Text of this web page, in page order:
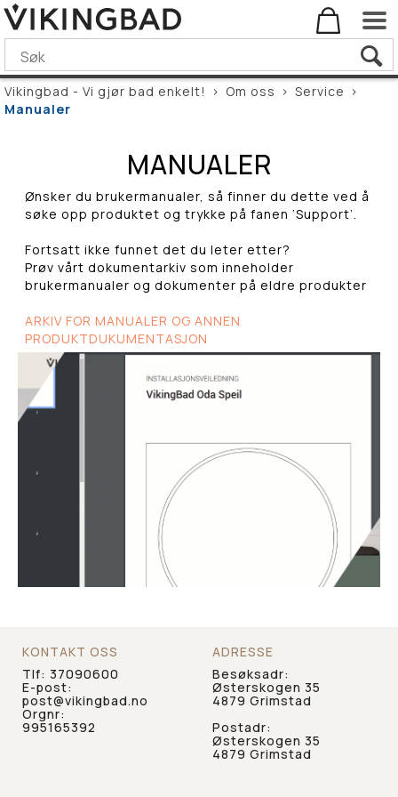
Vikingbad - Vi gjør bad enkelt! >Om oss >Service >
Manualer
MANUALER
Ønsker du brukermanualer, så finner du dette ved å
søke opp produktet og trykke på fanen ‘Support’.
Fortsatt ikke funnet det du leter etter?
Prøv vårt dokumentarkiv som inneholder
brukermanualer og dokumenter på eldre produkter
ARKIV FOR MANUALER OG ANNEN
PRODUKTDUKUMENTASJON
KONTAKT OSS
Tlf:37090600
E-post:
post@vikingbad.no
Orgnr:
995165392
ADRESSE
Besøksadr:
Østerskogen 35
4879 Grimstad
Postadr:
Østerskogen 35
4879 Grimstad